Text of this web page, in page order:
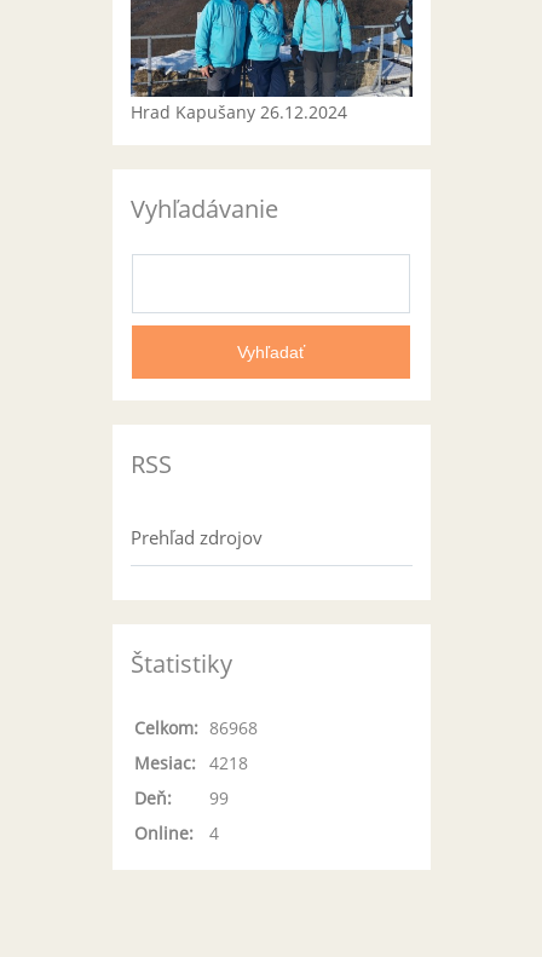
Hrad Kapušany 26.12.2024
Vyhľadávanie
RSS
Prehľad zdrojov
Štatistiky
Online: 4
Celkom: 86968
Mesiac:
4218
Deň:
99